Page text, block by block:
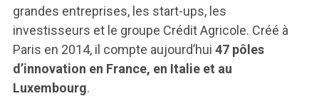
grandes entreprises, les start-ups, les
investisseurs et le groupe Crédit Agricole. Créé à
Paris en 2014, il compte aujourd’hui 47 pôles
d’innovation en France, en Italie et au
Luxembourg.